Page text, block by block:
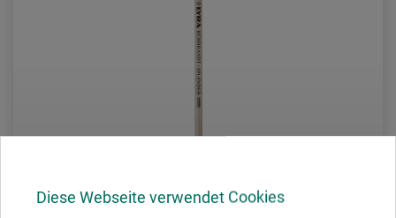
Diese Webseite verwendet Cookies